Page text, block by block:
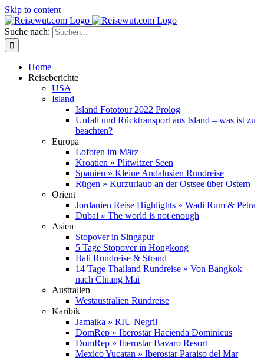
Skip to content
Suche nach:
Home
Reiseberichte
USA
Island
Island Fototour 2022 Prolog
Unfall und Rücktransport aus Island – was ist zu
beachten?
Europa
Lofoten im März
Kroatien » Plitwitzer Seen
Spanien » Kleine Andalusien Rundreise
Rügen » Kurzurlaub an der Ostsee über Ostern
Orient
Jordanien Reise Highlights » Wadi Rum & Petra
Dubai » The world is not enough
Asien
Stopover in Singapur
5 Tage Stopover in Hongkong
Bali Rundreise & Strand
14 Tage Thailand Rundreise » Von Bangkok
nach Chiang Mai
Australien
Westaustralien Rundreise
Karibik
Jamaika » RIU Negril
DomRep » Iberostar Hacienda Dominicus
DomRep » Iberostar Bavaro Resort
Mexico Yucatan » Iberostar Paraiso del Mar